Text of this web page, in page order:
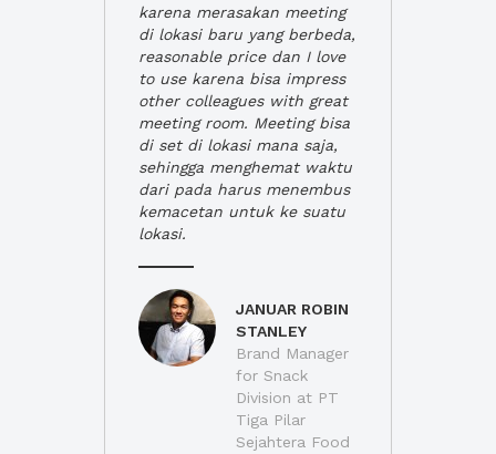
karena merasakan meeting
di lokasi baru yang berbeda,
reasonable price dan I love
to use karena bisa impress
other colleagues with great
meeting room. Meeting bisa
di set di lokasi mana saja,
sehingga menghemat waktu
dari pada harus menembus
kemacetan untuk ke suatu
lokasi.
JANUAR ROBIN
STANLEY
Brand Manager
for Snack
Division at PT
Tiga Pilar
Sejahtera Food